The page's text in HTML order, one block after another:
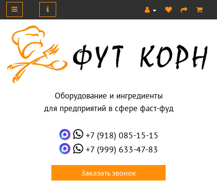
Оборудование и ингредиенты
для предприятий в сфере фаст-фуд
+7 (918) 085-15-15
+7 (999) 633-47-83
Заказать звонок